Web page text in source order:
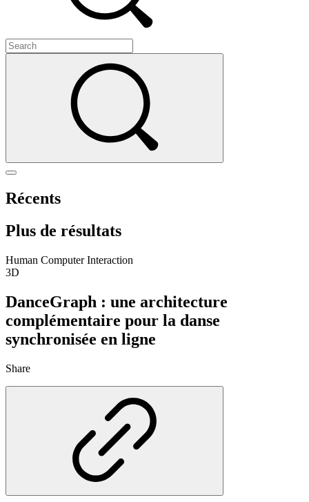
Récents
Plus de résultats
Human Computer Interaction
3D
DanceGraph : une architecture
complémentaire pour la danse
synchronisée en ligne
Share